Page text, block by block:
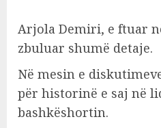
Arjola Demiri, e ftuar
zbuluar shumë detaje.
Në mesin e
për historinë e saj në
bashkëshortin.